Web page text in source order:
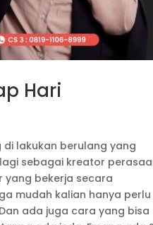
Hari
lakukan berulang yang
sebagai kreator
yang bekerja secara
mudah kalian hanya perlu
ada juga cara yang bisa